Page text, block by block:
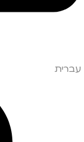
עברית